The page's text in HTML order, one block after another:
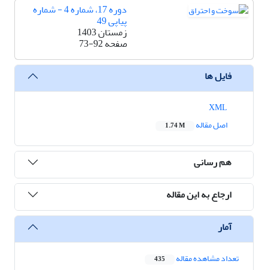
دوره 17، شماره 4 - شماره
پیاپی 49
زمستان 1403
صفحه73-92
فایل ها
اصل مقاله
1.74 M
هم رسانی
ارجاع به این مقاله
آمار
تعداد مشاهده مقاله 435